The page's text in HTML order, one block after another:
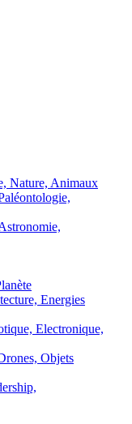
Nature, Animaux
Energies
Electronique,
Objets